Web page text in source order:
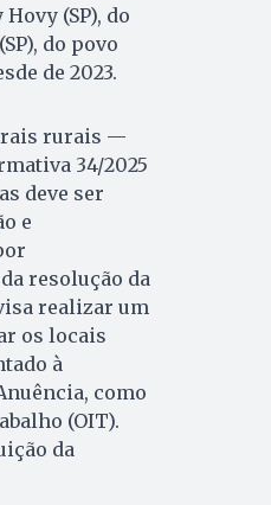
(SP), do
do povo
de 2023.
rurais —
34/2025
deve ser
e
resolução da
realizar um
os locais
à
como
(OIT).
da